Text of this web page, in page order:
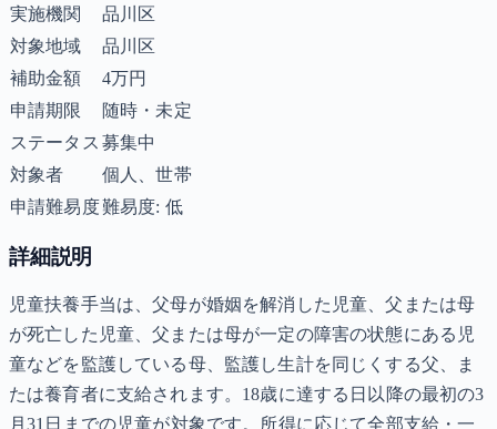
実施機関
品川区
対象地域
品川区
補助金額
4万円
申請期限
随時・未定
ステータス 募集中
対象者
個人、世帯
申請難易度難易度: 低
詳細説明
児童扶養手当は、父母が婚姻を解消した児童、父または母
が死亡した児童、父または母が一定の障害の状態にある児
童などを監護している母、監護し生計を同じくする父、ま
たは養育者に支給されます。18歳に達する日以降の最初の3
月31日までの児童が対象です。所得に応じて全部支給・一